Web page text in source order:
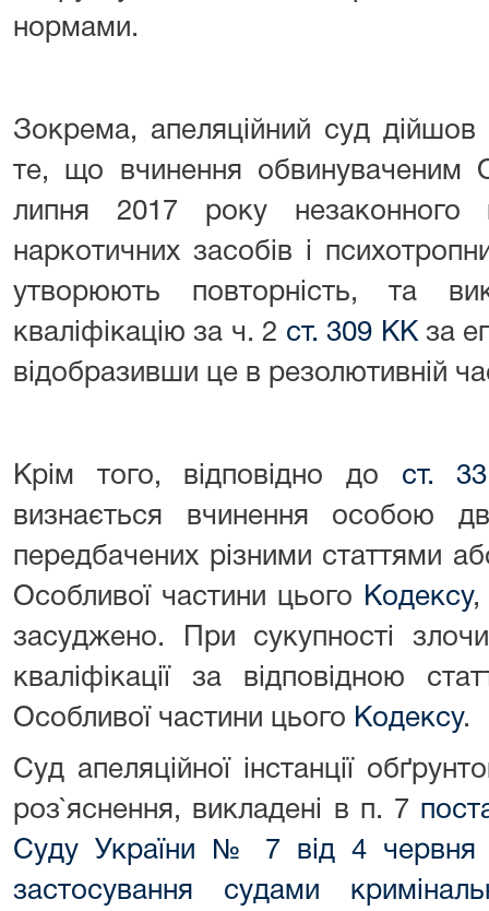
нормами.
Зокрема, апеляційний суд
те, що вчинення
липня 2017 року незаконного
наркотичних засобів і
утворюють повторність, та
кваліфікацію за ч. 2 ст. 309 ККза
відобразивши це в резолютивній
Крім того, відповідно до ст.
визнається вчинення особою
передбачених різними статтями
Особливої частини цього
Кодексу,
засуджено. При сукупності
кваліфікації за відповідною
Особливої частини цього Кодексу.
Суд апеляційної інстанції
роз`яснення, викладені в п. 7
Суду України № 7 від 4 червня
застосування судами